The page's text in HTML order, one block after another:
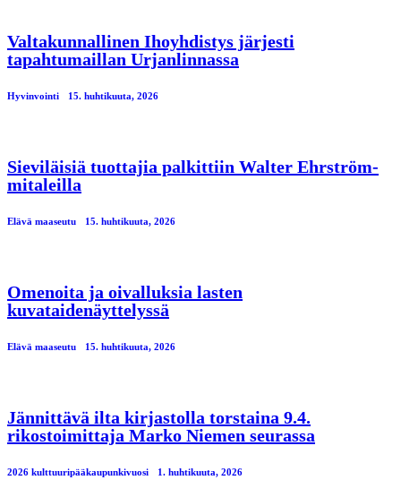
Valtakunnallinen Ihoyhdistys järjesti
tapahtumaillan Urjanlinnassa
Hyvinvointi 15. huhtikuuta, 2026
Sieviläisiä tuottajia palkittiin Walter Ehrström-
mitaleilla
Elävä maaseutu 15. huhtikuuta, 2026
Omenoita ja oivalluksia lasten
kuvataidenäyttelyssä
Elävä maaseutu 15. huhtikuuta, 2026
Jännittävä ilta kirjastolla torstaina 9.4.
rikostoimittaja Marko Niemen seurassa
2026 kulttuuripääkaupunkivuosi 1. huhtikuuta, 2026